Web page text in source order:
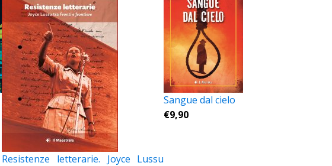
Resistenze letterarie. Joyce Lussu
Sangue dal cielo
€9,90